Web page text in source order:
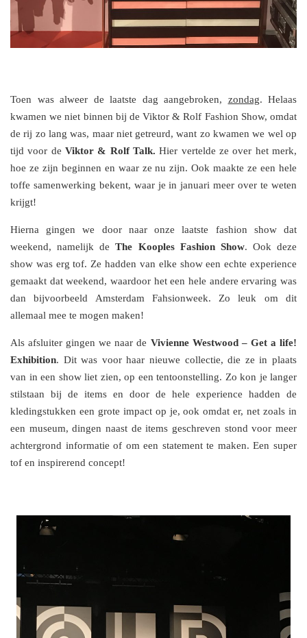
Toen was alweer de laatste dag aangebroken, zondag. Helaas
kwamen we niet binnen bij de Viktor & Rolf Fashion Show, omdat
de rij zo lang was, maar niet getreurd, want zo kwamen we wel op
tijd voor de Viktor & Rolf Talk.Hier vertelde ze over het merk,
hoe ze zijn beginnen en waar ze nu zijn. Ook maakte ze een hele
toffe samenwerking bekent, waar je in januari meer over te weten
krijgt!
Hierna gingen we door naar onze laatste fashion show dat
weekend, namelijk deThe Kooples Fashion Show. Ook deze
show was erg tof. Ze hadden van elke show een echte experience
gemaakt dat weekend, waardoor het een hele andere ervaring was
dan bijvoorbeeld Amsterdam Fahsionweek. Zo leuk om dit
allemaal mee te mogen maken!
Als afsluiter gingen we naar de Vivienne Westwood – Get a life!
Exhibition. Dit was voor haar nieuwe collectie, die ze in plaats
van in een show liet zien, op een tentoonstelling. Zo kon je langer
stilstaan bij de items en door de hele experience hadden de
kledingstukken een grote impact op je, ook omdat er, net zoals in
een museum, dingen naast de items geschreven stond voor meer
achtergrond informatie of om een statement te maken. Een super
tof en inspirerend concept!